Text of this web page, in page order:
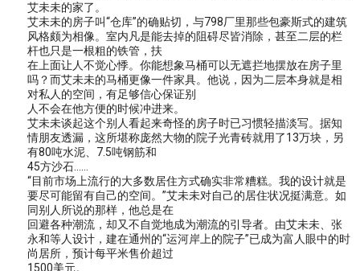
艾未未的家了。
艾未未的房子叫“仓库”的确贴切，与798厂里那些包豪斯式的建筑
风格颇为相像。室内凡是能去掉的阻碍尽皆消除，甚至二层的栏
杆也只是一根粗的铁管，扶
在上面让人不觉心悸。你能想象马桶可以无遮拦地摆放在房子里
吗？而艾未未的马桶更像一件家具。他说，因为二层本身就是相
对私人的空间，有足够信心保证别
人不会在他方便的时候冲进来。
艾未未谈起这个别人看起来奇怪的房子时已习惯轻描淡写。据知
情朋友透漏，这所堪称庞然大物的院子光青砖就用了13万块，另
有80吨水泥、7.5吨钢筋和
45方沙石……
“目前市场上流行的大多数居住方式确实非常糟糕。我的设计就是
要尽可能留有自己的空间。”艾未未对自己的居住状况挺满意。如
同别人所说的那样，他总是在
回避各种潮流，却又不自觉地成为潮流的引导者。由艾未未、张
永和等人设计，建在通州的“运河岸上的院子”已成为富人眼中的时
尚居所，预计每平米售价超过
1500美元。